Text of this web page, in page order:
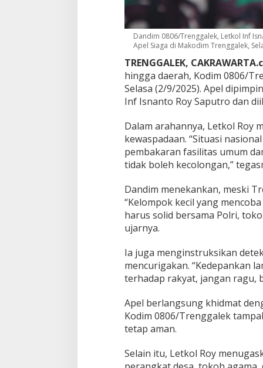
m
a
,
J
a
n
g
a
n
r
i
C
e
a
h
A
n
i
s
Dandim 0806/Trenggalek, Letkol Inf
Apel Siaga di Makodim Trenggalek,
TRENGGALEK,
hingga daerah, Kodim 0806/
Selasa (2/9/2025). Apel
Inf Isnanto Roy Saputro dan
Dalam arahannya, Letkol Roy
kewaspadaan. “Situasi
pembakaran fasilitas umum
tidak boleh kecolongan,”
Dandim menekankan, meski
“Kelompok kecil yang
harus solid bersama Polri,
ujarnya.
Ia juga menginstruksikan
mencurigakan. “Kedepankan
terhadap rakyat, jangan ragu,
Apel berlangsung khidmat
Kodim 0806/Trenggalek
tetap aman.
Selain itu, Letkol Roy